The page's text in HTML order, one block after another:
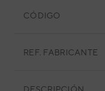
CÓDIGO
REF. FABRICANTE
DESCRIPCIÓN